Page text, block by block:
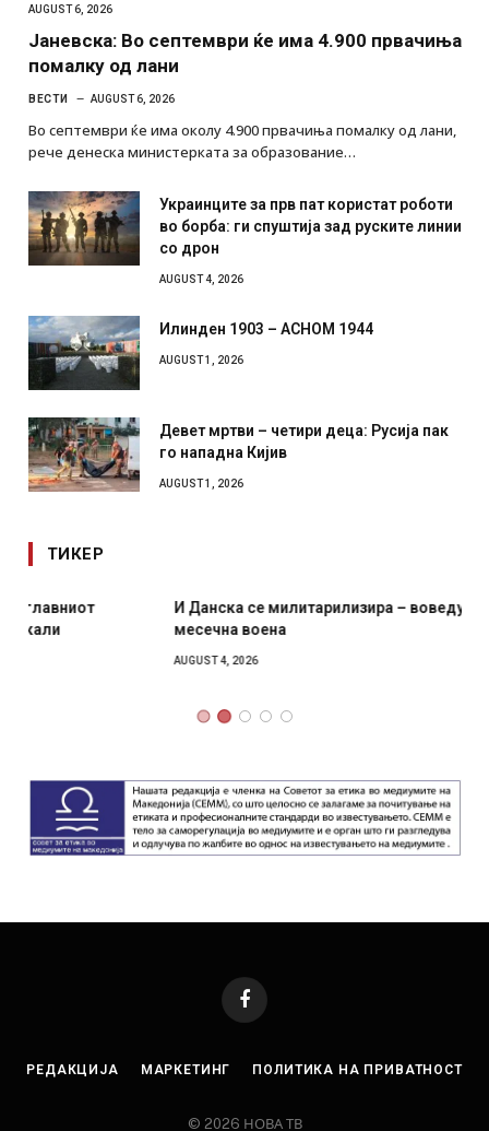
AUGUST 6, 2026
Јаневска: Во септември ќе има 4.900 првачиња
помалку од лани
ВЕСТИ AUGUST 6, 2026
Во септември ќе има околу 4.900 првачиња помалку од лани,
рече денеска министерката за образование…
Украинците за прв пат користат роботи
во борба: ги спуштија зад руските линии
со дрон
AUGUST 4, 2026
Илинден 1903 – АСНОМ 1944
AUGUST 1, 2026
Девет мртви – четири деца: Русија пак
го нападна Кијив
AUGUST 1, 2026
ТИКЕР
И Данска се милитарилизира – воведува нова 11-
месечна воена
Facebook
РЕДАКЦИЈА МАРКЕТИНГ ПОЛИТИКА НА ПРИВАТНОСТ
© 2026 НОВА ТВ